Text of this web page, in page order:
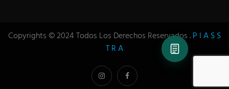
Copyrights © 2024 Todos Los Derechos Reservados .P I A S S
T R A